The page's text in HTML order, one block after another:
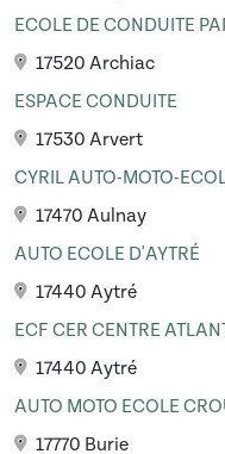
ECOLE DE CONDUITE
17520 Archiac
ESPACE CONDUITE
17530 Arvert
CYRIL AUTO-MOTO-
17470 Aulnay
AUTO ECOLE D'AYTRÉ
17440 Aytré
ECF CER CENTRE
17440 Aytré
AUTO MOTO ECOLE
17770 Burie